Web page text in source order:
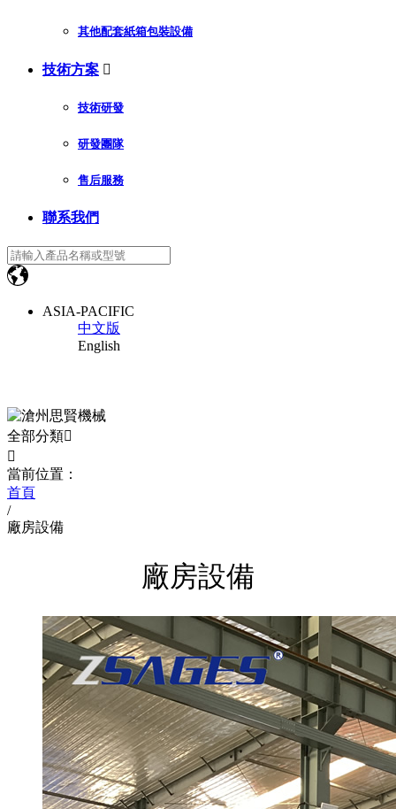
其他配套紙箱包裝設備
技術方案 
技術研發
研發團隊
售后服務
聯系我們
ASIA-PACIFIC
中文版
English
全部分類

當前位置：
首頁
/
廠房設備
廠房設備